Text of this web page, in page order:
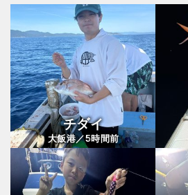
チダイ
大飯港／5時間前